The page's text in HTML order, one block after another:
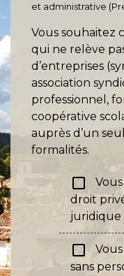
et administrative
Vous souhaitez
qui ne relève
d’entreprises
association
professionnel,
coopérative
auprès d’un
formalités.
check_box_outline_blank
droit
juridique
check_box_outline_blank
sans